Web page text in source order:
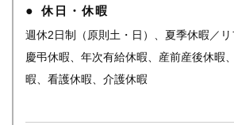
休日・休暇
週休2日制（原則土・日）、夏季休暇／リ
慶弔休暇、年次有給休暇、産前産後休暇
暇、看護休暇、介護休暇